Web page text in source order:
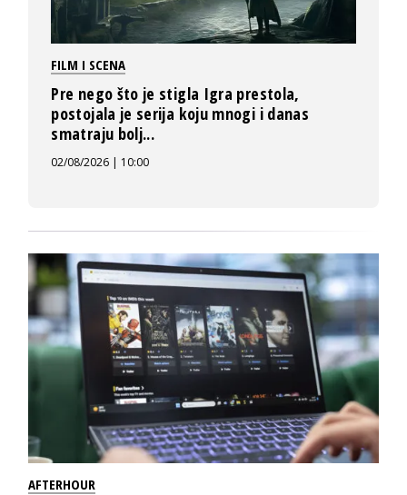
FILM I SCENA
Pre nego što je stigla Igra prestola,
postojala je serija koju mnogi i danas
smatraju bolj...
02/08/2026 | 10:00
AFTERHOUR